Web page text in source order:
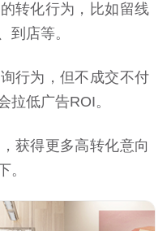
转化行为，比如留线
到店等。
行为，但不成交不付
拉低广告ROI。
获得更多高转化意向
。